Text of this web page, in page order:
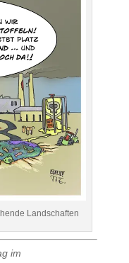
Landschaften
im